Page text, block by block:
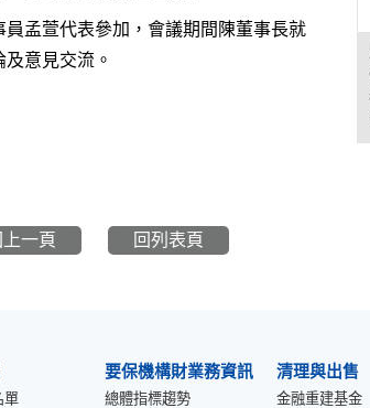
孟萱代表參加，會議期間陳董事長就
意見交流。
上一頁 回列表頁
單
要保機構財業務資訊
總體指標趨勢
清理與出售
金融重建基金